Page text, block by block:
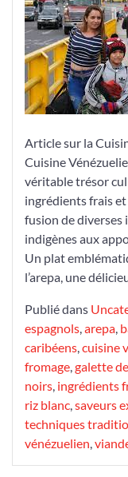
Article sur la
Cuisine
véritable trésor
ingrédients frais
fusion de
indigènes aux
Un plat
l’arepa, une
Publié dans
espagnols arepa
caribéens cuisine
fromage galette
noirs ingrédients
riz blanc saveurs
techniques
vénézuelien